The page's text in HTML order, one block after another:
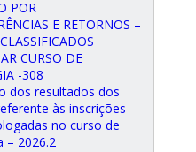
POR
E RETORNOS –
CURSO DE
-308
dos resultados dos
às inscrições
no curso de
– 2026.2